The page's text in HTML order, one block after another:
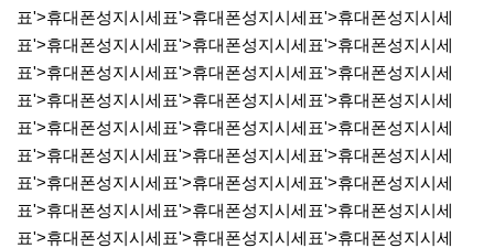
표'>휴대폰성지시세표'>휴대폰성지시세표'>휴대폰성지시세
표'>휴대폰성지시세표'>휴대폰성지시세표'>휴대폰성지시세
표'>휴대폰성지시세표'>휴대폰성지시세표'>휴대폰성지시세
표'>휴대폰성지시세표'>휴대폰성지시세표'>휴대폰성지시세
표'>휴대폰성지시세표'>휴대폰성지시세표'>휴대폰성지시세
표'>휴대폰성지시세표'>휴대폰성지시세표'>휴대폰성지시세
표'>휴대폰성지시세표'>휴대폰성지시세표'>휴대폰성지시세
표'>휴대폰성지시세표'>휴대폰성지시세표'>휴대폰성지시세
표'>휴대폰성지시세표'>휴대폰성지시세표'>휴대폰성지시세